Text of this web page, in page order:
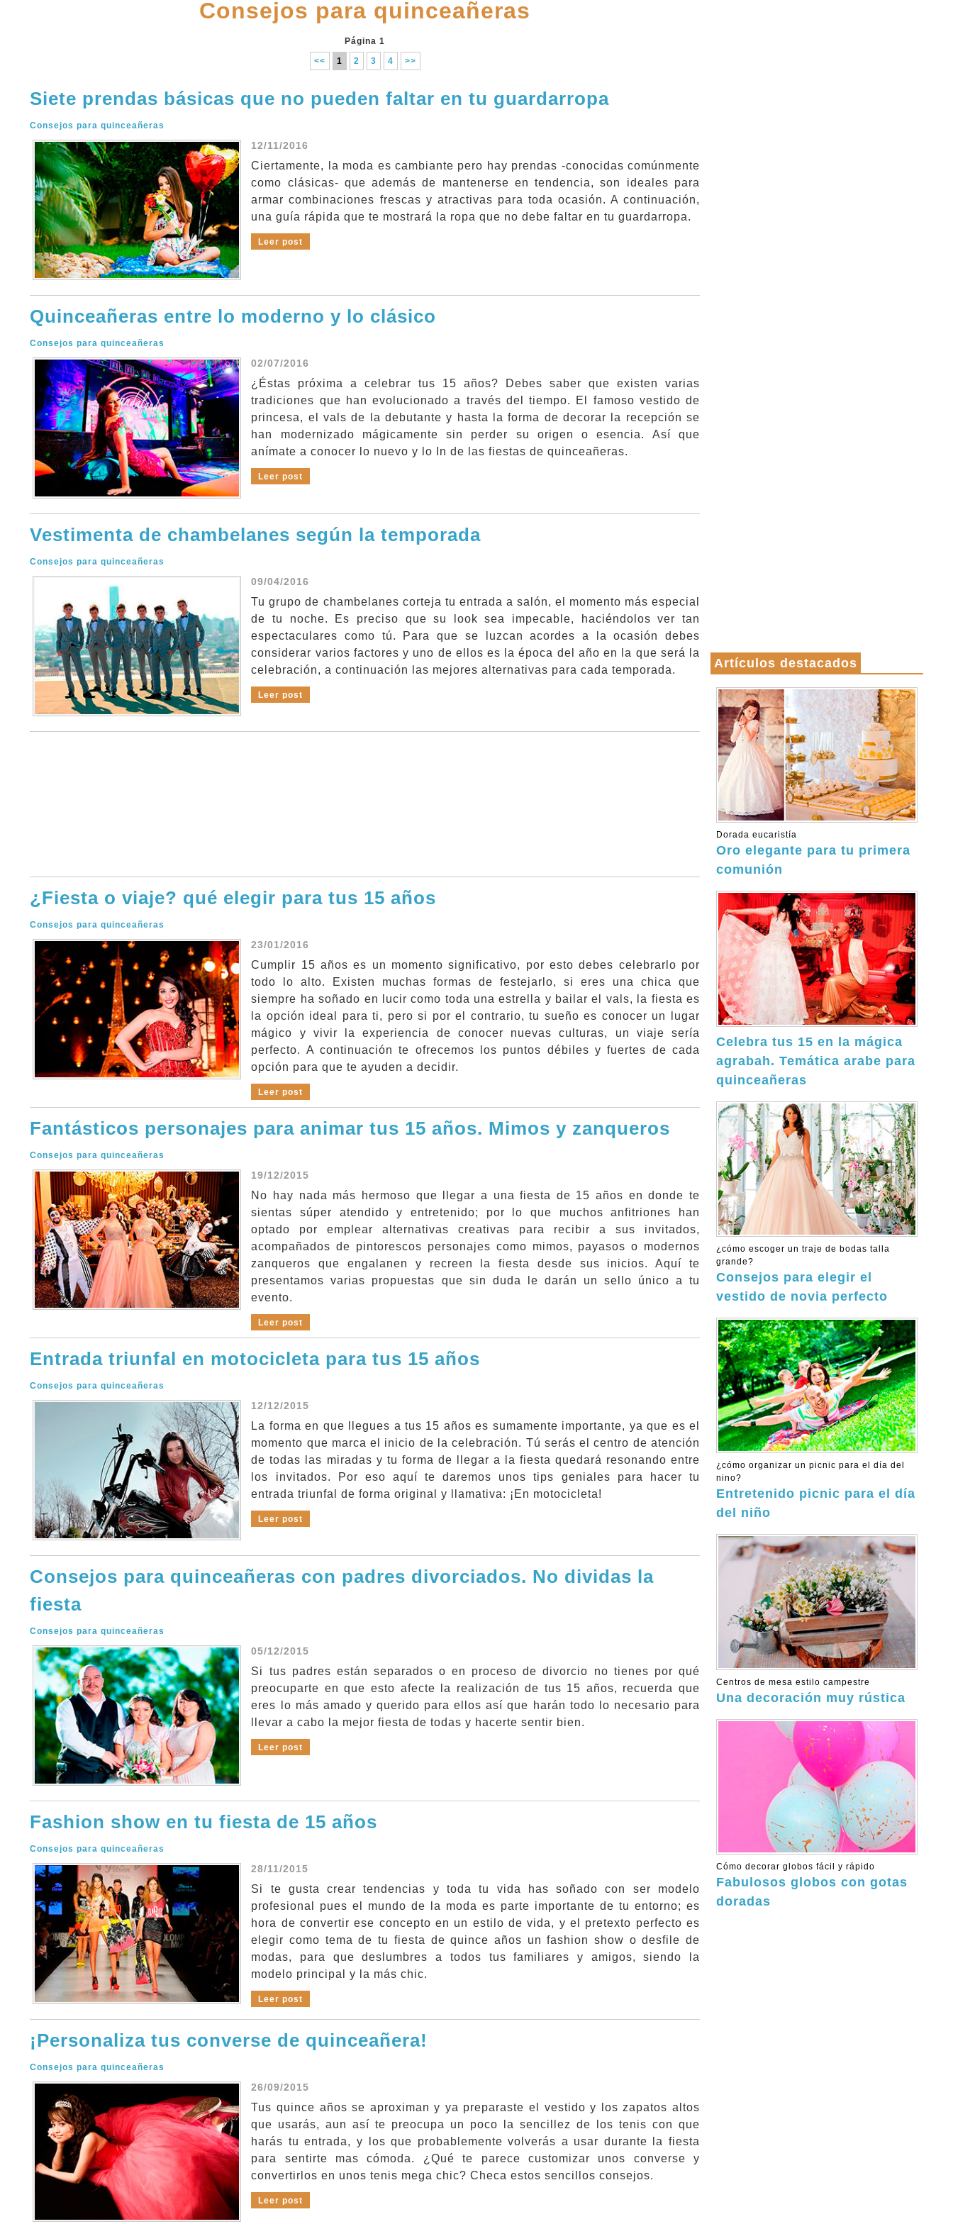
Consejos para quinceañeras
Página 1
<<
1 2 3 4 >>
Siete prendas básicas que no pueden faltar en tu guardarropa
Consejos para quinceañeras
12/11/2016
Ciertamente, la moda es cambiante pero hay prendas -conocidas comúnmente
como clásicas- que además de mantenerse en tendencia, son ideales para
armar combinaciones frescas y atractivas para toda ocasión. A continuación,
una guía rápida que te mostrará la ropa que no debe faltar en tu guardarropa.
Leer post
Quinceañeras entre lo moderno y lo clásico
Consejos para quinceañeras
02/07/2016
¿Éstas próxima a celebrar tus 15 años? Debes saber que existen varias
tradiciones que han evolucionado a través del tiempo. El famoso vestido de
princesa, el vals de la debutante y hasta la forma de decorar la recepción se
han modernizado mágicamente sin perder su origen o esencia. Así que
anímate a conocer lo nuevo y lo In de las fiestas de quinceañeras.
Leer post
Vestimenta de chambelanes según la temporada
Consejos para quinceañeras
09/04/2016
Tu grupo de chambelanes corteja tu entrada a salón, el momento más especial
de tu noche. Es preciso que su look sea impecable, haciéndolos ver tan
espectaculares como tú. Para que se luzcan acordes a la ocasión debes
considerar varios factores y uno de ellos es la época del año en la que será la
celebración, a continuación las mejores alternativas para cada temporada.
Leer post
¿Fiesta o viaje? qué elegir para tus 15 años
Consejos para quinceañeras
23/01/2016
Cumplir 15 años es un momento significativo, por esto debes celebrarlo por
todo lo alto. Existen muchas formas de festejarlo, si eres una chica que
siempre ha soñado en lucir como toda una estrella y bailar el vals, la fiesta es
la opción ideal para ti, pero si por el contrario, tu sueño es conocer un lugar
mágico y vivir la experiencia de conocer nuevas culturas, un viaje sería
perfecto. A continuación te ofrecemos los puntos débiles y fuertes de cada
opción para que te ayuden a decidir.
Leer post
Fantásticos personajes para animar tus 15 años. Mimos y zanqueros
Consejos para quinceañeras
19/12/2015
No hay nada más hermoso que llegar a una fiesta de 15 años en donde te
sientas súper atendido y entretenido; por lo que muchos anfitriones han
optado por emplear alternativas creativas para recibir a sus invitados,
acompañados de pintorescos personajes como mimos, payasos o modernos
zanqueros que engalanen y recreen la fiesta desde sus inicios. Aquí te
presentamos varias propuestas que sin duda le darán un sello único a tu
evento.
Leer post
Entrada triunfal en motocicleta para tus 15 años
Consejos para quinceañeras
12/12/2015
La forma en que llegues a tus 15 años es sumamente importante, ya que es el
momento que marca el inicio de la celebración. Tú serás el centro de atención
de todas las miradas y tu forma de llegar a la fiesta quedará resonando entre
los invitados. Por eso aquí te daremos unos tips geniales para hacer tu
entrada triunfal de forma original y llamativa: ¡En motocicleta!
Leer post
Consejos para quinceañeras con padres divorciados. No dividas la
fiesta
Consejos para quinceañeras
05/12/2015
Si tus padres están separados o en proceso de divorcio no tienes por qué
preocuparte en que esto afecte la realización de tus 15 años, recuerda que
eres lo más amado y querido para ellos así que harán todo lo necesario para
llevar a cabo la mejor fiesta de todas y hacerte sentir bien.
Leer post
Fashion show en tu fiesta de 15 años
Consejos para quinceañeras
28/11/2015
Si te gusta crear tendencias y toda tu vida has soñado con ser modelo
profesional pues el mundo de la moda es parte importante de tu entorno; es
hora de convertir ese concepto en un estilo de vida, y el pretexto perfecto es
elegir como tema de tu fiesta de quince años un fashion show o desfile de
modas, para que deslumbres a todos tus familiares y amigos, siendo la
modelo principal y la más chic.
Leer post
¡Personaliza tus converse de quinceañera!
Consejos para quinceañeras
26/09/2015
Tus quince años se aproximan y ya preparaste el vestido y los zapatos altos
que usarás, aun así te preocupa un poco la sencillez de los tenis con que
harás tu entrada, y los que probablemente volverás a usar durante la fiesta
para sentirte mas cómoda. ¿Qué te parece customizar unos converse y
convertirlos en unos tenis mega chic? Checa estos sencillos consejos.
Leer post
Artículos destacados
Dorada eucaristía
Oro elegante para tu primera
comunión
Celebra tus 15 en la mágica
agrabah. Temática arabe para
quinceañeras
¿cómo escoger un traje de bodas talla
grande?
Consejos para elegir el
vestido de novia perfecto
¿cómo organizar un picnic para el día del
nino?
Entretenido picnic para el día
del niño
Centros de mesa estilo campestre
Una decoración muy rústica
Cómo decorar globos fácil y rápido
Fabulosos globos con gotas
doradas